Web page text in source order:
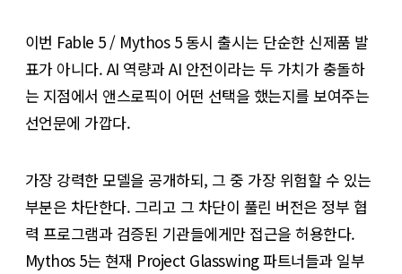
이번 Fable 5 / Mythos 5 동시 출시는 단순한 신제품 발
표가 아니다. AI 역량과 AI 안전이라는 두 가치가 충돌하
는 지점에서 앤스로픽이 어떤 선택을 했는지를 보여주는
선언문에 가깝다.
가장 강력한 모델을 공개하되, 그 중 가장 위험할 수 있는
부분은 차단한다. 그리고 그 차단이 풀린 버전은 정부 협
력 프로그램과 검증된 기관들에게만 접근을 허용한다.
Mythos 5는 현재 Project Glasswing 파트너들과 일부